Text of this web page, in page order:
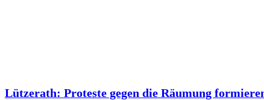
Lützerath: Proteste gegen die Räumung